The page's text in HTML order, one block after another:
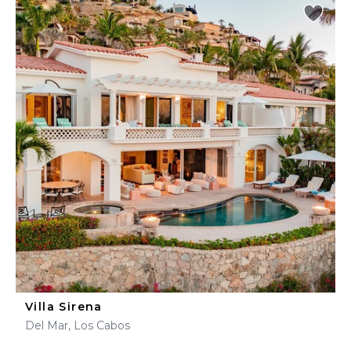
Villa Sirena
Del Mar, Los Cabos